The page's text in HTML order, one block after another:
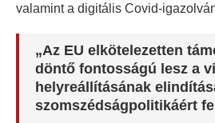
valamint a digitális Covid-
„Az EU elkötelezetten
döntő fontosságú lesz a
helyreállításának
szomszédságpolitikáért